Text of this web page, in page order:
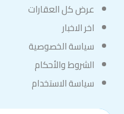
عرض كل العقارات
اخر الاخبار
سياسة الخصوصية
الشروط والأحكام
سياسة الاستخدام